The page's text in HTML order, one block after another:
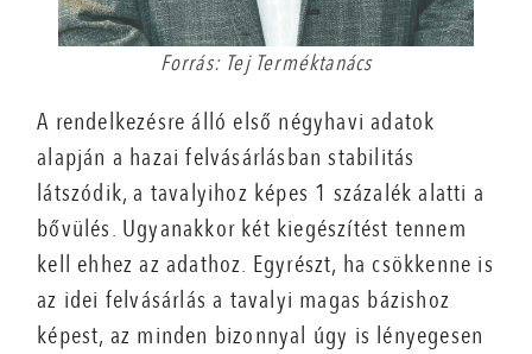
Forrás: Tej Terméktanács
A rendelkezésre álló első négyhavi adatok
alapján a hazai felvásárlásban stabilitás
látszódik, a tavalyihoz képes 1 százalék alatti a
bővülés. Ugyanakkor két kiegészítést tennem
kell ehhez az adathoz. Egyrészt, ha csökkenne is
az idei felvásárlás a tavalyi magas bázishoz
képest, az minden bizonnyal úgy is lényegesen